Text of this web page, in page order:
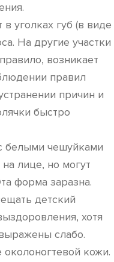
уголках губ (в виде
На другие участки
возникает
правил
причин и
быстро
белыми чешуйками
лице, но могут
форма заразна.
детский
хотя
слабо.
кожи.